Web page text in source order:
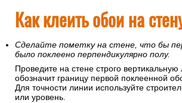
Как клеить обои на
Сделайте пометку на стене, что бы
было поклеено перпендикулярно полу.
Проведите на стене строго
обозначит границу первой поклеенной
Для точности линии используйте
или уровень.